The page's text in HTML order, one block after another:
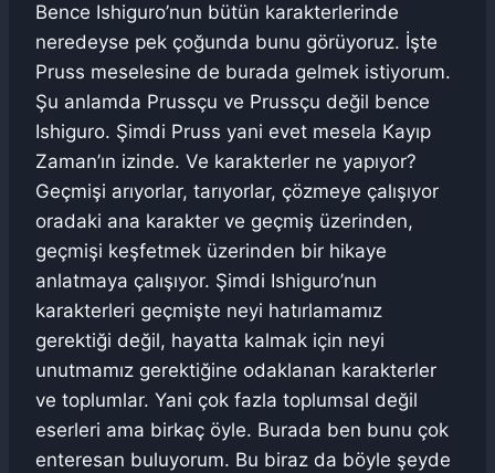
Bence Ishiguro’nun bütün karakterlerinde
neredeyse pek çoğunda bunu görüyoruz. İşte
Pruss meselesine de burada gelmek istiyorum.
Şu anlamda Prussçu ve Prussçu değil bence
Ishiguro. Şimdi Pruss yani evet mesela Kayıp
Zaman’ın izinde. Ve karakterler ne yapıyor?
Geçmişi arıyorlar, tarıyorlar, çözmeye çalışıyor
oradaki ana karakter ve geçmiş üzerinden,
geçmişi keşfetmek üzerinden bir hikaye
anlatmaya çalışıyor. Şimdi Ishiguro’nun
karakterleri geçmişte neyi hatırlamamız
gerektiği değil, hayatta kalmak için neyi
unutmamız gerektiğine odaklanan karakterler
ve toplumlar. Yani çok fazla toplumsal değil
eserleri ama birkaç öyle. Burada ben bunu çok
enteresan buluyorum. Bu biraz da böyle şeyde